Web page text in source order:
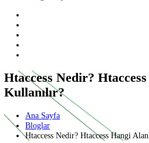
İletişim Bilgileri
0541 691 96 94
info@revoyazilim.com